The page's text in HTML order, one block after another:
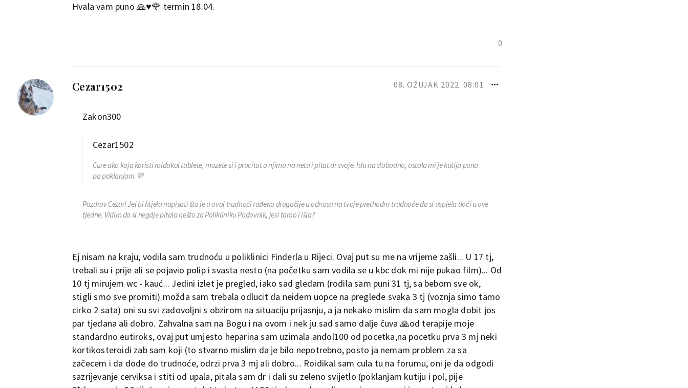
Hvala vam puno 🙏♥️🌹 termin 18.04.
0
Cezar1502 08. OŽUJAK 2022. 08:01
Zakon300
Cezar1502
Cure ako koja koristi roidakal tablete, mozete si i procitat o njima na netu i pitat dr svoje. Idu na slobodno, ostala mi je kutija puna
pa poklanjam 💜
Pozdrav Cezar! Jel bi htjela napisati što je u ovoj trudnoći rađeno drugačije u odnosu na tvoje prethodnr trudnoće da si uspjela doći u ove
tjedne. Vidim da si negdje pitala nešto za Polikliniku Podovnik, jesi tamo i išla?
Ej nisam na kraju, vodila sam trudnoću u poliklinici Finderla u Rijeci. Ovaj put su me na vrijeme zašli... U 17 tj,
trebali su i prije ali se pojavio polip i svasta nesto (na početku sam vodila se u kbc dok mi nije pukao film)... Od
10 tj mirujem wc - kauć... Jedini izlet je pregled, iako sad gledam (rodila sam puni 31 tj, sa bebom sve ok,
stigli smo sve promiti) možda sam trebala odlucit da neidem uopce na preglede svaka 3 tj (voznja simo tamo
cirko 2 sata) oni su svi zadovoljni s obzirom na situaciju prijasnju, a ja nekako mislim da sam mogla dobit jos
par tjedana ali dobro. Zahvalna sam na Bogu i na ovom i nek ju sad samo dalje čuva 🙏od terapije moje
standardno eutiroks, ovaj put umjesto heparina sam uzimala andol100 od pocetka,na pocetku prva 3 mj neki
kortikosteroidi zab sam koji (to stvarno mislim da je bilo nepotrebno, posto ja nemam problem za sa
začecem i da dode do trudnoće, odrzi prva 3 mj ali dobro... Roidikal sam cula tu na forumu, oni je da odgodi
sazrijevanje cerviksa i stiti od upala, pitala sam dr i dali su zeleno svijetlo (poklanjam kutiju i pol, pije